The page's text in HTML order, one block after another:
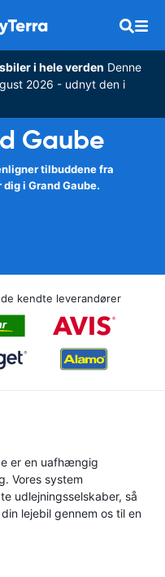
i hele verden Denne
2026 - udnyt den i
Gaube
tilbuddene fra
i Grand Gaube.
kendte leverandører
er en uafhængig
Vores system
udlejningsselskaber, så
lejebil gennem os til en